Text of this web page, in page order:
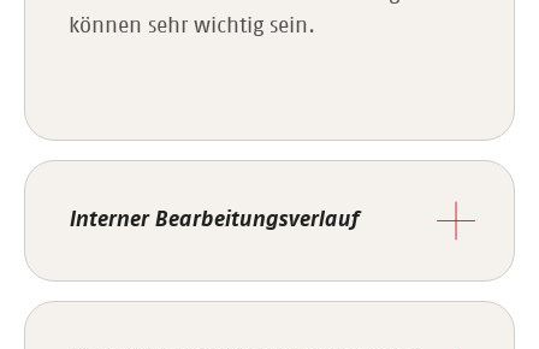
können sehr wichtig sein.
Interner Bearbeitungsverlauf